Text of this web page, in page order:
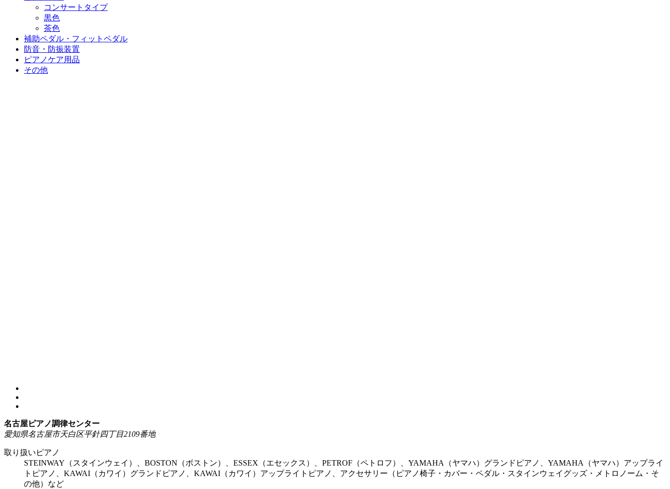
コンサートタイプ
黒色
茶色
補助ペダル・フィットペダル
防音・防振装置
ピアノケア用品
その他
名古屋ピアノ調律センター
愛知県名古屋市天白区平針四丁目2109番地
取り扱いピアノ
STEINWAY（スタインウェイ）、BOSTON（ボストン）、ESSEX（エセックス）、PETROF（ペトロフ）、YAMAHA（ヤマハ）グランドピアノ、YAMAHA（ヤマハ）アップライ
トピアノ、KAWAI（カワイ）グランドピアノ、KAWAI（カワイ）アップライトピアノ、アクセサリー（ピアノ椅子・カバー・ペダル・スタインウェイグッズ・メトロノーム・そ
の他）など